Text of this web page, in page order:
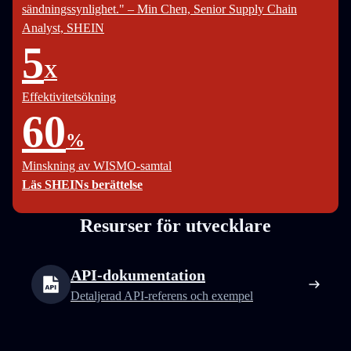
sändningssynlighet." – Min Chen, Senior Supply Chain
Analyst, SHEIN
5X
Effektivitetsökning
60%
Minskning av WISMO-samtal
Läs SHEINs berättelse
Resurser för utvecklare
API-dokumentation
Detaljerad API-referens och exempel